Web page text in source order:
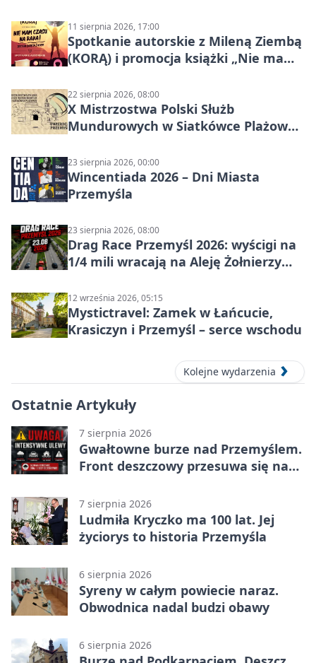
11 sierpnia 2026, 17:00
Spotkanie autorskie z Mileną Ziembą
(KORĄ) i promocja książki „Nie mam
22 sierpnia 2026, 08:00
X Mistrzostwa Polski Służb
Mundurowych w Siatkówce Plażowej
23 sierpnia 2026, 00:00
Wincentiada 2026 – Dni Miasta
Przemyśla
23 sierpnia 2026, 08:00
Drag Race Przemyśl 2026: wyścigi na
1/4 mili wracają na Aleję Żołnierzy
12 września 2026, 05:15
Mystictravel: Zamek w Łańcucie,
Krasiczyn i Przemyśl – serce wschodu
Kolejne wydarzenia
Ostatnie Artykuły
7 sierpnia 2026
Gwałtowne burze nad Przemyślem.
Front deszczowy przesuwa się na
7 sierpnia 2026
Ludmiła Kryczko ma 100 lat. Jej
życiorys to historia Przemyśla
6 sierpnia 2026
Syreny w całym powiecie naraz.
Obwodnica nadal budzi obawy
6 sierpnia 2026